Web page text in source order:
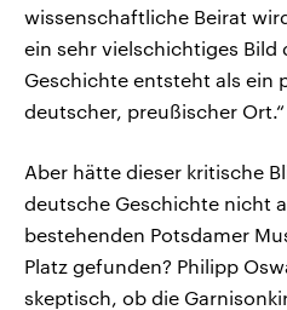
wissenschaftliche Beirat
ein sehr vielschichtiges
Geschichte entsteht als ein
deutscher, preußischer Ort.“
Aber hätte dieser kritische
deutsche Geschichte nicht
bestehenden Potsdamer
Platz gefunden? Philipp
skeptisch, ob die